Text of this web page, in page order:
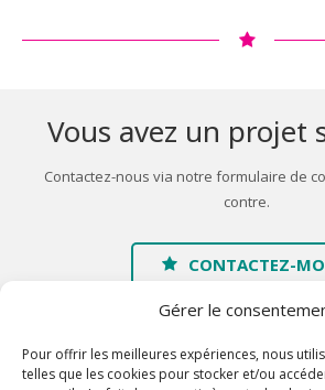
Gérer le
Pour offrir les meilleures expériences, nous
telles que les cookies pour stocker et/ou
Vous avez un projet
Contactez-nous via notre formulaire de
contre.
CONTACTEZ-